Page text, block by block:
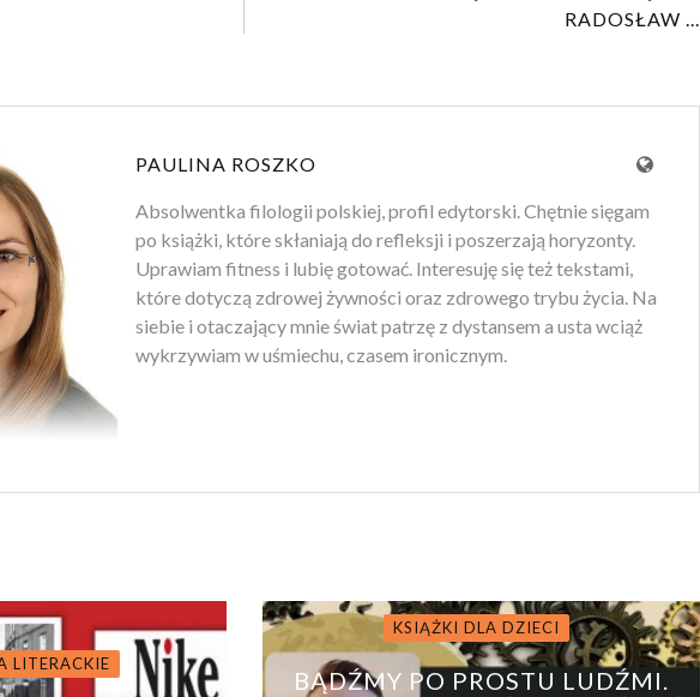
RADOSŁAW ...
PAULINA ROSZKO
Absolwentka filologii polskiej, profil edytorski. Chętnie sięgam
po książki, które skłaniają do refleksji i poszerzają horyzonty.
Uprawiam fitness i lubię gotować. Interesuję się też tekstami,
które dotyczą zdrowej żywności oraz zdrowego trybu życia. Na
siebie i otaczający mnie świat patrzę z dystansem a usta wciąż
wykrzywiam w uśmiechu, czasem ironicznym.
LITERACKIE
KSIĄŻKI DLA DZIECI
BĄDŹMY PO PROSTU LUDŹMI.